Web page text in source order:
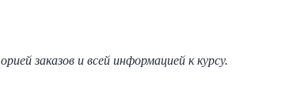
заказов и всей информацией к курсу.